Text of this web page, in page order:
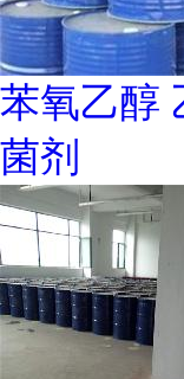
苯氧乙醇
菌剂